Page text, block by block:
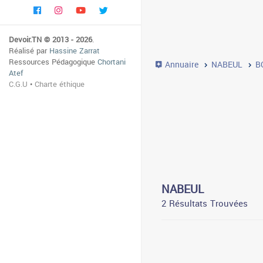
Devoir.TN © 2013 - 2026.
Réalisé parHassine Zarrat
Ressources PédagogiqueChortani
Atef
C.G.U •Charte éthique
Annuaire NABEUL
NABEUL
2 Résultats Trouvées